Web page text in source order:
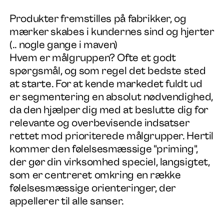
Produkter fremstilles på fabrikker, og
mærker skabes i kundernes sind og hjerter
(.. nogle gange i maven)
Hvem er målgruppen? Ofte et godt
spørgsmål, og som regel det bedste sted
at starte. For at kende markedet fuldt ud
er segmentering en absolut nødvendighed,
da den hjælper dig med at beslutte dig for
relevante og overbevisende indsatser
rettet mod prioriterede målgrupper. Hertil
kommer den følelsesmæssige "priming",
der gør din virksomhed speciel, langsigtet,
som er centreret omkring en række
følelsesmæssige orienteringer, der
appellerer til alle sanser.